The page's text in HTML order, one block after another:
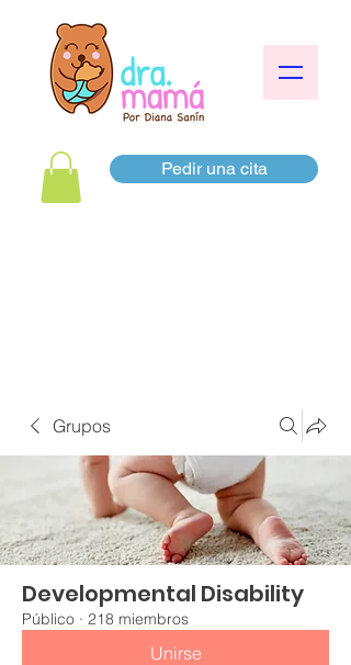
Pedir una cita
Grupos
Developmental Disability
Público · 218 miembros
Unirse